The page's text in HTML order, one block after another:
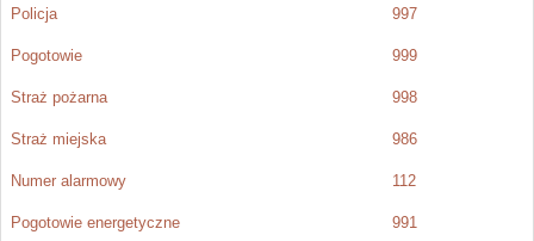
Policja 997
Pogotowie 999
Straż pożarna 998
Straż miejska 986
Numer alarmowy 112
Pogotowie energetyczne 991